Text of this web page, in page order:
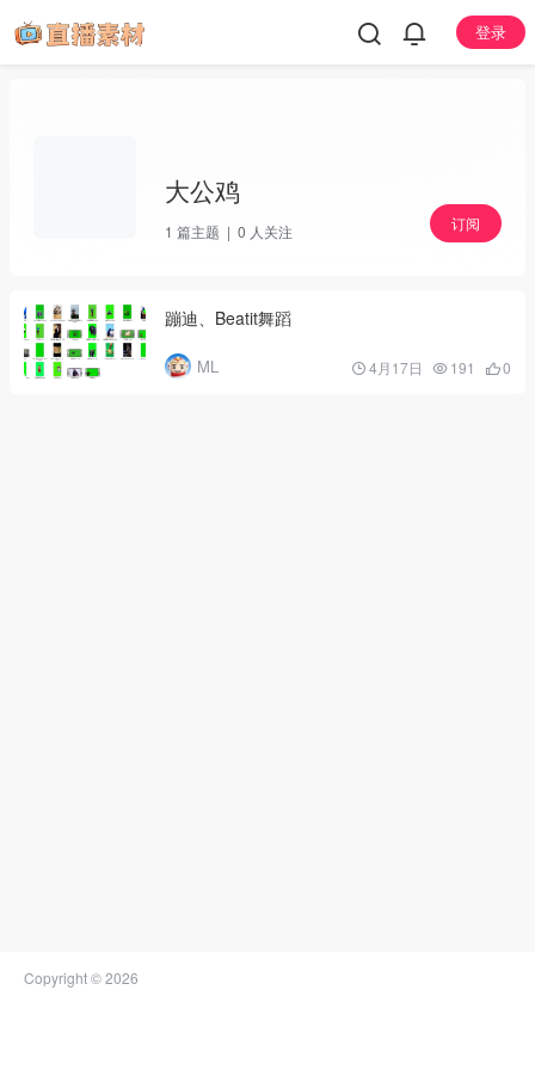
登录
大公鸡
1 篇主题 | 0 人关注 订阅
蹦迪、Beatit舞蹈
ML 4月17日 191 0
Copyright © 2026